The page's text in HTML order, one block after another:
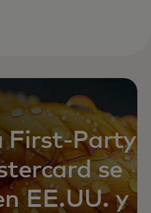
First-Party
se
EE.UU. y